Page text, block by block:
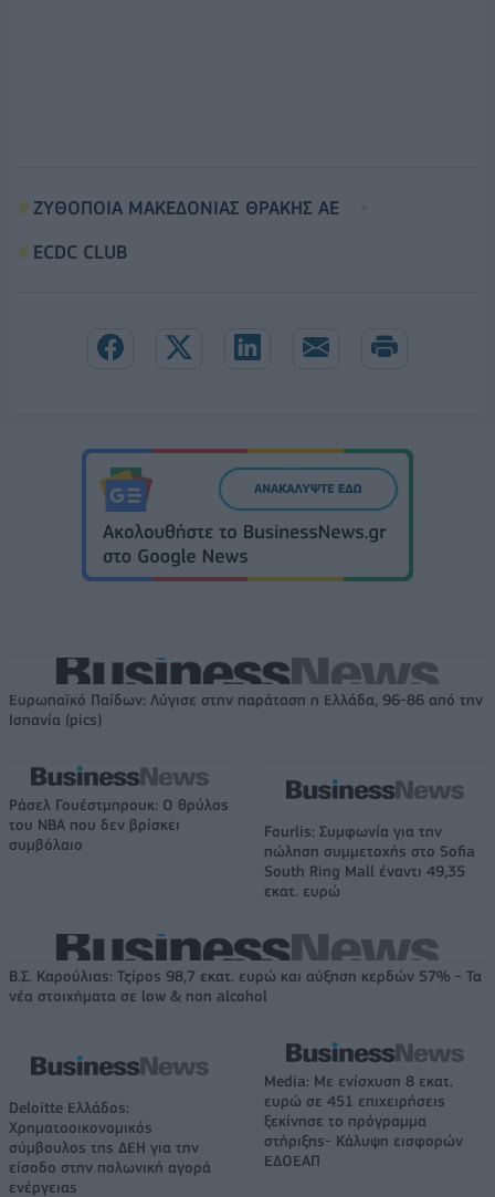
ΖΥΘΟΠΟΙΑ ΜΑΚΕΔΟΝΙΑΣ ΘΡΑΚΗΣ ΑΕ
ECDC CLUB
Ευρωπαϊκό Παίδων: Λύγισε στην παράταση η Ελλάδα, 96-86 από την
Ισπανία (pics)
Ράσελ Γουέστμπρουκ: Ο θρύλος
του NBA που δεν βρίσκει
συμβόλαιο
Fourlis: Συμφωνία για την
πώληση συμμετοχής στο Sofia
South Ring Mall έναντι 49,35
εκατ. ευρώ
Β.Σ. Καρούλιας: Τζίρος 98,7 εκατ. ευρώ και αύξηση κερδών 57% - Τα
νέα στοιχήματα σε low & non alcohol
Deloitte Ελλάδος:
Χρηματοοικονομικός
σύμβουλος της ΔΕΗ για την
είσοδο στην πολωνική αγορά
ενέργειας
Media: Με ενίσχυση 8 εκατ.
ευρώ σε 451 επιχειρήσεις
ξεκίνησε το πρόγραμμα
στήριξης- Κάλυψη εισφορών
ΕΔΟΕΑΠ